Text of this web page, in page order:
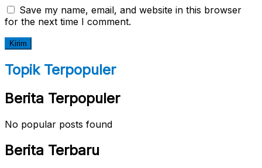
Save my name, email, and website in this browser
for the next time I comment.
Topik Terpopuler
Berita Terpopuler
No popular posts found
Berita Terbaru